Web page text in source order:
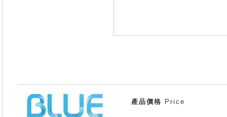
產品價格 Price